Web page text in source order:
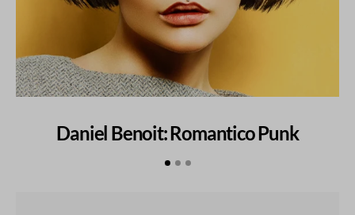
Daniel Benoit: Romantico Punk